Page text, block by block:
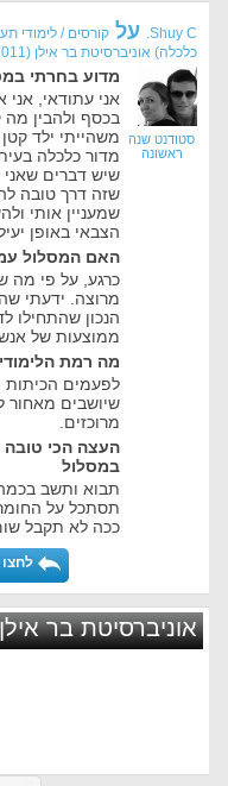
Shuy C. על קורסים / לימודי
כלכלה) אוניברסיטת בר אילן (
סטודנט שנה
ראשונה
מדוע בחרתי
אני עתודאי,
בכסף ולהבין
משהייתי ילד
מדור כלכלה
שיש דברים שאני
שזה דרך טובה
שמעניין אותי
הצבאי באופן
האם המסלול
כרגע, על פי מה
מרוצה. ידעתי
הנכון שהתחילו
ממוצעות של
מה רמת
לפעמים
שיושבים מאחור
מרוכזים.
העצה הכי טובה
במסלול
תבוא ותשב
תסתכל על
ככה לא תקבל
אוניברסיטת בר